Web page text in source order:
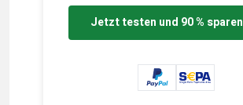
Jetzt testen und 90 % sparen